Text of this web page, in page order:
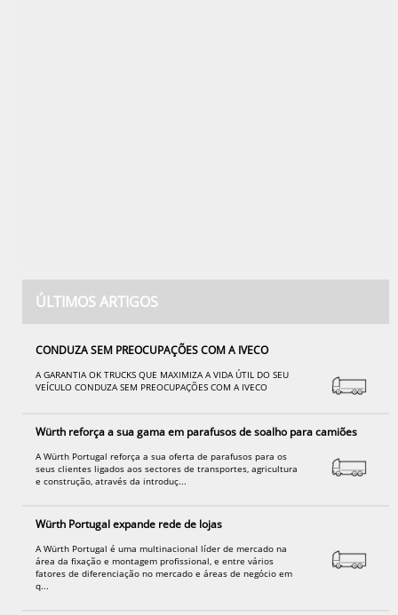
ÚLTIMOS ARTIGOS
CONDUZA SEM PREOCUPAÇÕES COM A IVECO
A GARANTIA OK TRUCKS QUE MAXIMIZA A VIDA ÚTIL DO SEU
VEÍCULO CONDUZA SEM PREOCUPAÇÕES COM A IVECO
Würth reforça a sua gama em parafusos de soalho para camiões
A Würth Portugal reforça a sua oferta de parafusos para os
seus clientes ligados aos sectores de transportes, agricultura
e construção, através da introduç...
Würth Portugal expande rede de lojas
A Würth Portugal é uma multinacional líder de mercado na
área da fixação e montagem profissional, e entre vários
fatores de diferenciação no mercado e áreas de negócio em
q...